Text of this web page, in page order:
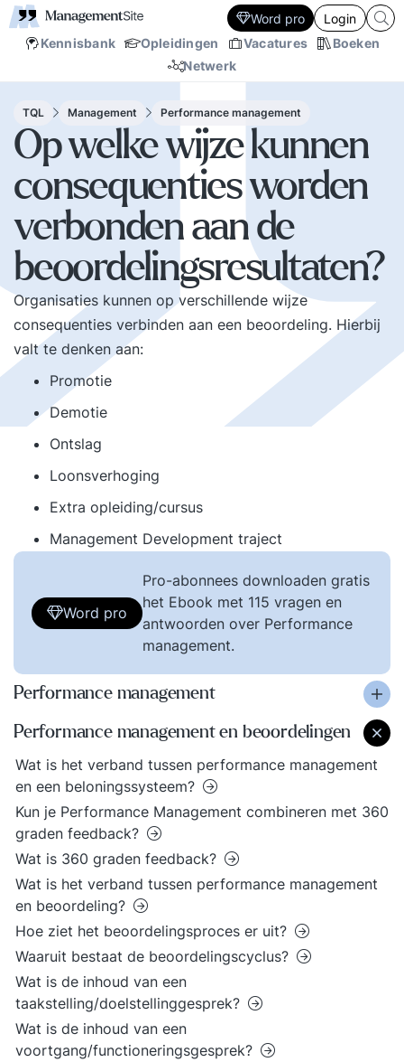
Kennisbank Opleidingen Vacatures
Boeken
Netwerk
Word pro Login
TQL Management Performance management
Op welke wijze kunnen
consequenties worden
verbonden aan de
beoordelingsresultaten?
Organisaties kunnen op verschillende wijze
consequenties verbinden aan een beoordeling. Hierbij
valt te denken aan:
Promotie
Demotie
Ontslag
Loonsverhoging
Extra opleiding/cursus
Management Development traject
Word pro
Pro-abonnees downloaden gratis
het Ebook met 115 vragen en
antwoorden over Performance
management.
Performance management
Performance management en beoordelingen
Wat is het verband tussen performance management
en een beloningssysteem?
Kun je Performance Management combineren met 360
graden feedback?
Wat is 360 graden feedback?
Wat is het verband tussen performance management
en beoordeling?
Hoe ziet het beoordelingsproces er uit?
Waaruit bestaat de beoordelingscyclus?
Wat is de inhoud van een
taakstelling/doelstellinggesprek?
Wat is de inhoud van een
voortgang/functioneringsgesprek?